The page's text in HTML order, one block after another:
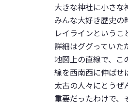
大きな神社に小さな
みんな大好き歴史の
レイラインというこ
詳細はググっていた
地図上の直線で、こ
線を西南西に伸ばせ
太古の人々にとうぜ
重要だったわけで、